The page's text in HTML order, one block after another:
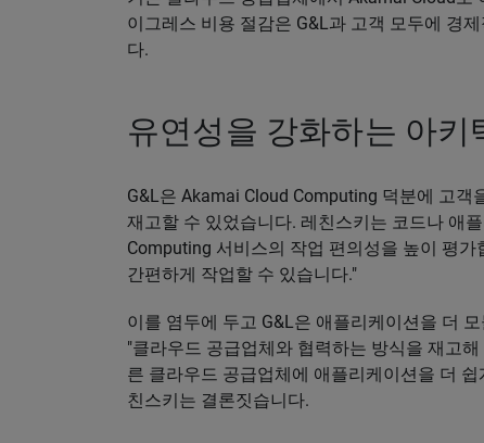
이그레스 비용 절감은 G&L과 고객 모두에 경
다.
유연성을 강화하는 아키
G&L은 Akamai Cloud Computing 덕분에 고
재고할 수 있었습니다. 레친스키는 코드나 애
Computing 서비스의 작업 편의성을 높이 평
간편하게 작업할 수 있습니다."
이를 염두에 두고 G&L은 애플리케이션을 더
"클라우드 공급업체와 협력하는 방식을 재고
른 클라우드 공급업체에 애플리케이션을 더
친스키는 결론짓습니다.